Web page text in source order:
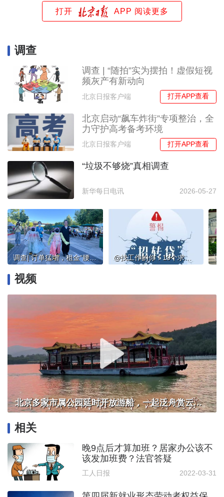
打开 APP 阅读更多
调查
调查 | “随拍”实为摆拍！虚假短视
频灰产有新动向
北京日报客户端 打开APP查看
北京启动“飙车炸街”专项整治，全
力守护高考备考环境
北京日报客户端 打开APP查看
“垃圾不够烧”真相调查
新华每日电讯 2026-05-27
调查| 订单猛增，租金“腰斩”！机器人仍是“气氛组”？ @找工作的你！10个求职陷阱要警惕
视频
北京多家市属公园延时开放游船，一起泛舟赏云霞！
相关
晚9点后才算加班？居家办公该不
该发加班费？法官答疑
工人日报 2022-03-31